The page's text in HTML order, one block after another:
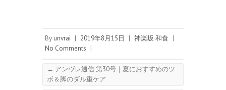
By unvrai | 2019年8月15日 | 神楽坂 和食 |
No Comments |
← アンヴレ通信 第30号｜夏におすすめのツ
ボ＆脚のダル重ケア